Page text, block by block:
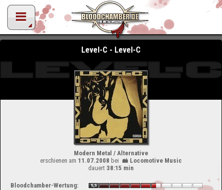
Level-C - Level-C
Modern Metal / Alternative
erschienen am 11.07.2008 bei
Locomotive Music
dauert 38:15 min
Bloodchamber-Wertung: